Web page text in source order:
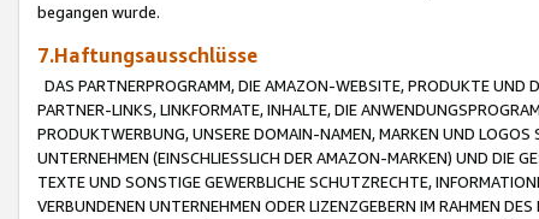
begangen wurde.
7.Haftungsausschlüsse
DAS PARTNERPROGRAMM, DIE AMAZON-WEBSITE, PRODUKTE UND
PARTNER-LINKS, LINKFORMATE, INHALTE, DIE
PRODUKTWERBUNG, UNSERE DOMAIN-NAMEN, MARKEN UND
UNTERNEHMEN (EINSCHLIESSLICH DER AMAZON-MARKEN) UND DIE
TEXTE UND SONSTIGE GEWERBLICHE SCHUTZRECHTE,
VERBUNDENEN UNTERNEHMEN ODER LIZENZGEBERN IM RAHMEN